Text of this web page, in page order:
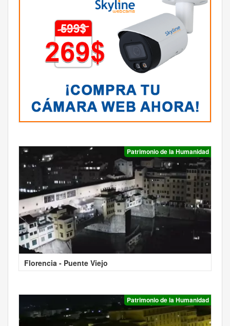
Patrimonio de la Humanidad
Florencia - Puente Viejo
Patrimonio de la Humanidad